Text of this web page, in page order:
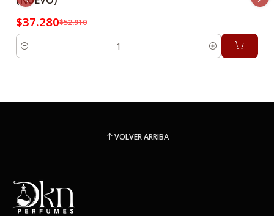
$37.280$52.910
Cantidad
VOLVER ARRIBA